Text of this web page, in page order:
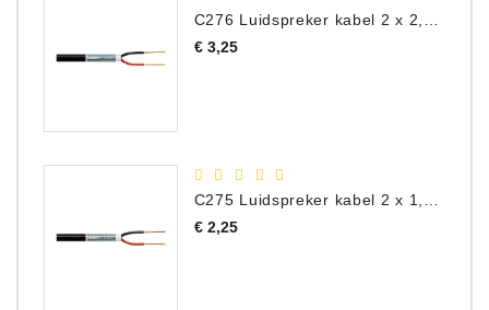
C276 Luidspreker kabel 2 x 2,50 mm² (per meter)
€ 3,25Prijs
€ 2,25Prijs